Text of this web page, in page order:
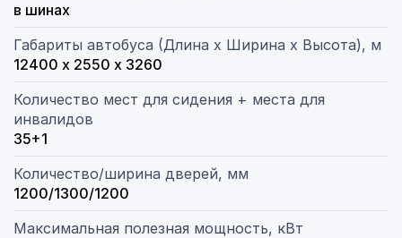
в шинах
Габариты автобуса (Длина х Ширина х Высота), м
12400 х 2550 х 3260
Количество мест для сидения + места для
инвалидов
35+1
Количество/ширина дверей, мм
1200/1300/1200
Максимальная полезная мощность, кВт